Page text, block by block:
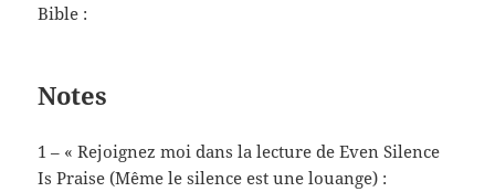
Bible :
Notes
1 – « Rejoignez moi dans la lecture de Even Silence
Is Praise (Même le silence est une louange) :